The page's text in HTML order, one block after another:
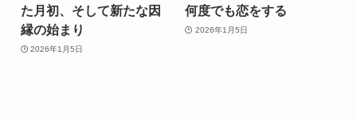
た月初、そして新たな因
縁の始まり
2026年1月5日
何度でも恋をする
2026年1月5日